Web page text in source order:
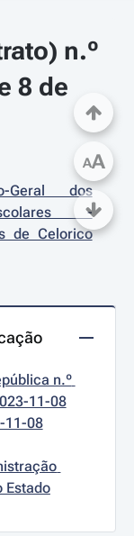
n.º
8 de
Geral dos
-
de Celorico
n.º
11-08
11-08
Estado
AA